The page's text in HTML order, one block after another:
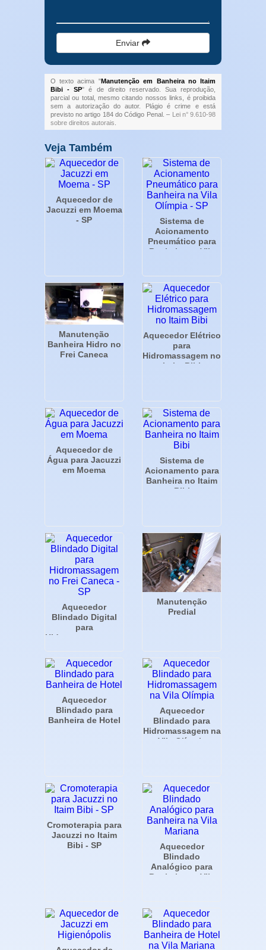
Enviar
O texto acima "Manutenção em Banheira no Itaim
Bibi - SP" é de direito reservado. Sua reprodução,
parcial ou total, mesmo citando nossos links, é proibida
sem a autorização do autor. Plágio é crime e está
previsto no artigo 184 do Código Penal. – Lei n° 9.610-98
sobre direitos autorais
Veja Também
Aquecedor de
Jacuzzi em Moema
- SP
Sistema de
Acionamento
Pneumático para
Banheira na Vila
Manutenção
Banheira Hidro no
Frei Caneca
Aquecedor Elétrico
para
Hidromassagem no
Itaim Bibi
Aquecedor de
Água para Jacuzzi
em Moema
Sistema de
Acionamento para
Banheira no Itaim
Bibi
Aquecedor
Blindado Digital
para
Hidromassagem no
Manutenção
Predial
Aquecedor
Blindado para
Banheira de Hotel
Aquecedor
Blindado para
Hidromassagem na
Vila Olímpia
Cromoterapia para
Jacuzzi no Itaim
Bibi - SP
Aquecedor
Blindado
Analógico para
Banheira na Vila